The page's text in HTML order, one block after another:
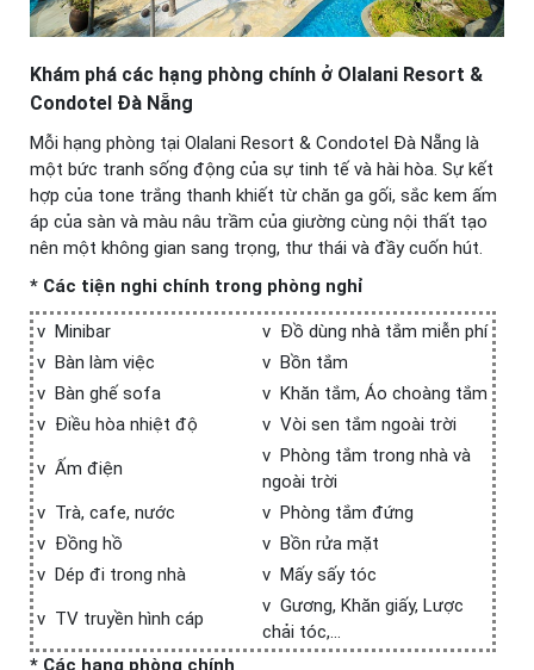
Khám phá các hạng phòng chính ở Olalani Resort &
Condotel Đà Nẵng
Mỗi hạng phòng tại Olalani Resort & Condotel Đà Nẵng là
một bức tranh sống động của sự tinh tế và hài hòa. Sự kết
hợp của tone trắng thanh khiết từ chăn ga gối, sắc kem ấm
áp của sàn và màu nâu trầm của giường cùng nội thất tạo
nên một không gian sang trọng, thư thái và đầy cuốn hút.
* Các tiện nghi chính trong phòng nghỉ
v Minibar
v Đồ dùng nhà tắm miễn phí
v Bàn làm việc
v Bồn tắm
v Bàn ghế sofa
v Khăn tắm, Áo choàng tắm
v Điều hòa nhiệt độ
v Vòi sen tắm ngoài trời
v Ấm điện
v Phòng tắm trong nhà và
ngoài trời
v Trà, cafe, nước
v Phòng tắm đứng
v Đồng hồ
v Bồn rửa mặt
v Dép đi trong nhà
v Mấy sấy tóc
v TV truyền hình cáp
v Gương, Khăn giấy, Lược
chải tóc,…
* Các hạng phòng chính